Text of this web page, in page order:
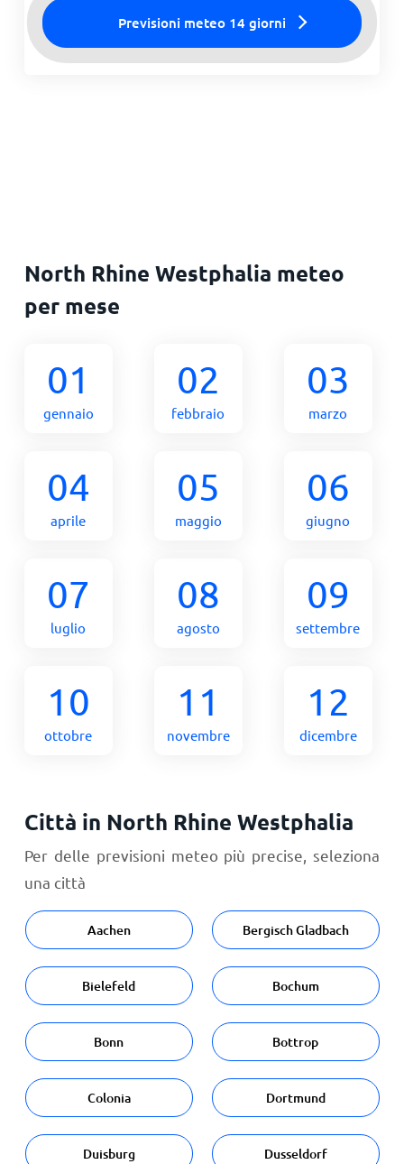
Previsioni meteo 14 giorni
North Rhine Westphalia meteo
per mese
01
gennaio
02
febbraio
03
marzo
04
aprile
05
maggio
06
giugno
07
luglio
08
agosto
09
settembre
10
ottobre
11
novembre
12
dicembre
Città in North Rhine Westphalia
Per delle previsioni meteo più precise, seleziona
una città
Aachen Bergisch Gladbach
Bielefeld Bochum
Bonn Bottrop
Colonia Dortmund
Duisburg Dusseldorf